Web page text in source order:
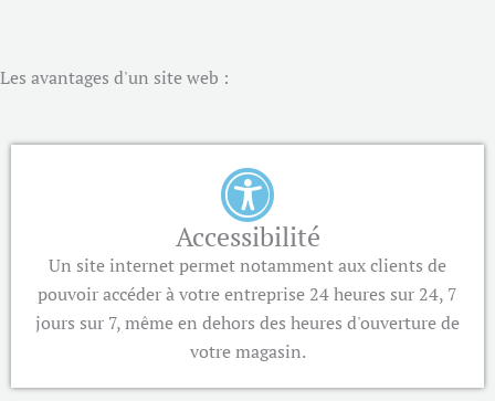
Les avantages d'un site web :
Accessibilité
Un site internet permet notamment aux clients de
pouvoir accéder à votre entreprise 24 heures sur 24, 7
jours sur 7, même en dehors des heures d'ouverture de
votre magasin.